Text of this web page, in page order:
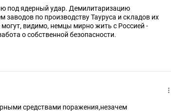
удар. Демилитаризацию
по производству Тауруса и складов их
жить с Россией -
о собственной безопасности.
средствами поражения,незачем